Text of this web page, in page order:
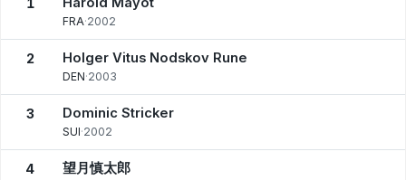
1
FRA·2002
2 Holger Vitus Nodskov Rune
DEN·2003
3 Dominic Stricker
SUI·2002
4 望月慎太郎